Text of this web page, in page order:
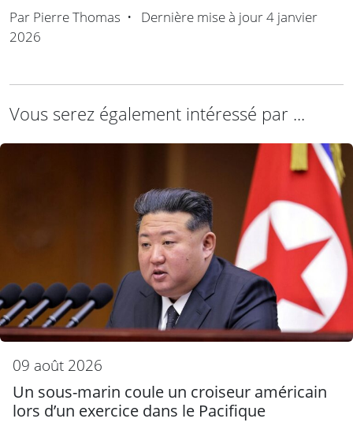
Par Pierre Thomas • Dernière mise à jour4 janvier
2026
Vous serez également intéressé par ...
09 août 2026
Un sous-marin coule un croiseur américain
lors d’un exercice dans le Pacifique